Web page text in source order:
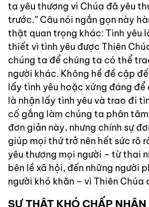
ta yêu thương vì Chúa đã yêu
trước.” Câu nói ngắn gọn này
thật quan trọng khác: Tình yêu
thiết vì tình yêu được Thiên
chúng ta để chúng ta có thể
người khác. Không hề đề cập
lấy tình yêu hoặc xứng đáng để
là nhận lấy tình yêu và trao đi
cố gắng làm chúng ta phân
đơn giản này, nhưng chính sự
giúp mọi thứ trở nên hết sức rõ
yêu thương mọi người – từ thai
bên lề xã hội, đến những người
người khó khăn – vì Thiên Chúa
SỰ THẬT KHÓ CHẤP NHẬN